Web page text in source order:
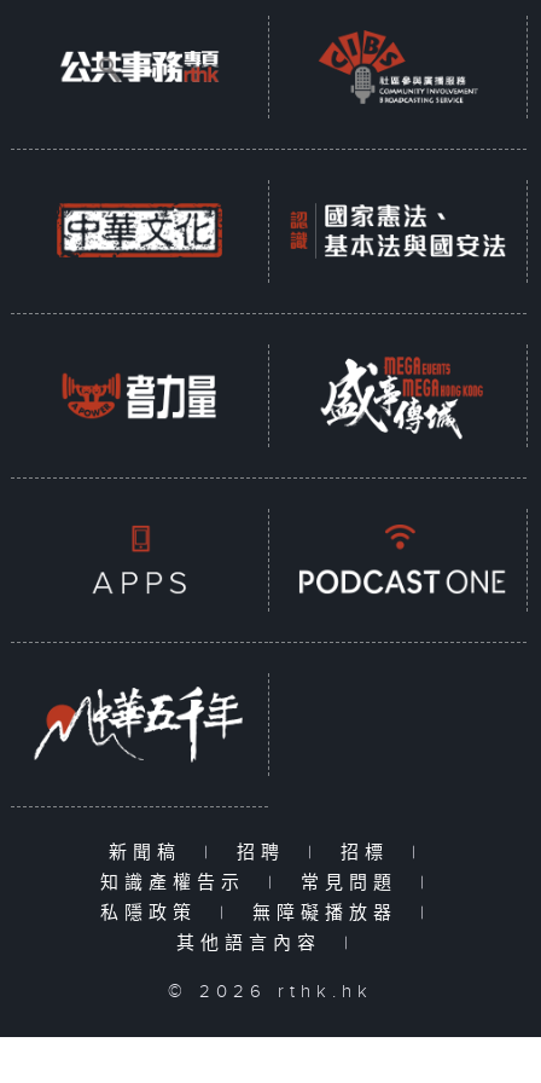
新聞稿 | 招聘 | 招標
|
知識產權告示
| 常見問題
|
私隱政策
| 無障礙播放器
|
其他語言內容
|
© 2026 rthk.hk